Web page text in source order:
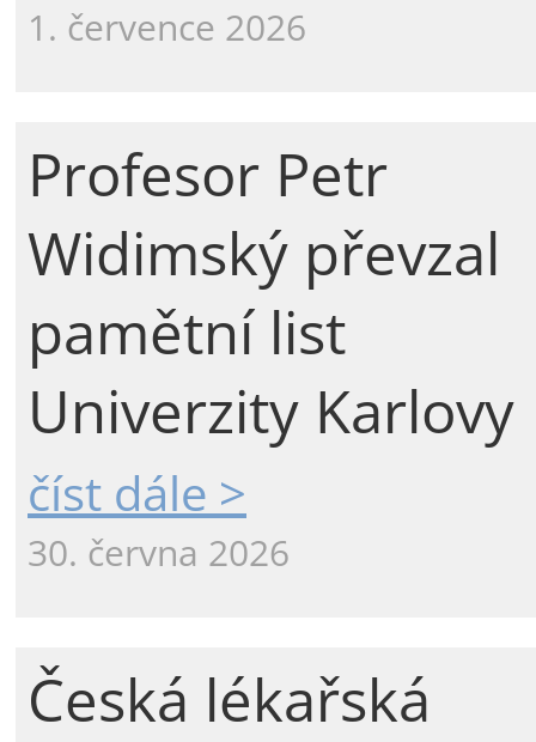
1. července 2026
Profesor Petr
Widimský převzal
pamětní list
Univerzity Karlovy
číst dále >
30. června 2026
Česká lékařská